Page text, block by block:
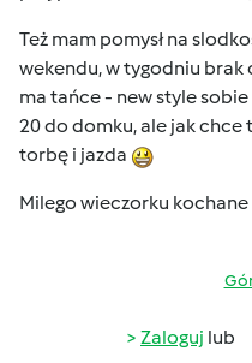
Też mam pomysł na
wekendu, w tygodniu brak
ma tańce - new style
20 do domku, ale jak chce
torbę i jazda
Milego wieczorku kochane
Zaloguj lub